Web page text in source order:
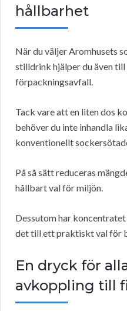
hållbarhet
När du väljer Aromhusets
stilldrink hjälper du även
förpackningsavfall.
Tack vare att en liten dos
behöver du inte inhandla
konventionellt
På så sätt reduceras
hållbart val för miljön.
Dessutom har
det till ett praktiskt val för
En dryck för
avkoppling till